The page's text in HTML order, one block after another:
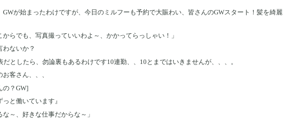
GWが始まったわけですが、今日のミルフーも予約で大賑わい、皆さんのGWスタート！髪を綺麗
からでも、写真撮っていいわよ～、かかってらっしゃい！」
わないか？
だとしたら、勿論裏もあるわけです10連勤、、10とまではいきませんが、、、。
客さん、、、
の？GW]
っと働いています』
な～、好きな仕事だからな～」